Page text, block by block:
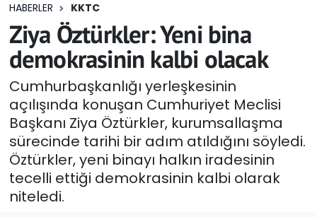
HABERLER KKTC
Ziya Öztürkler: Yeni bina
demokrasinin kalbi olacak
Cumhurbaşkanlığı yerleşkesinin
açılışında konuşan Cumhuriyet Meclisi
Başkanı Ziya Öztürkler, kurumsallaşma
sürecinde tarihi bir adım atıldığını söyledi.
Öztürkler, yeni binayı halkın iradesinin
tecelli ettiği demokrasinin kalbi olarak
niteledi.
Eğitim
Ekonomi
Foto Galeri
GEZİ
Güncel
Gündem
Tüm Manşetler
Son Dakika Haberleri
Haber Arşivi